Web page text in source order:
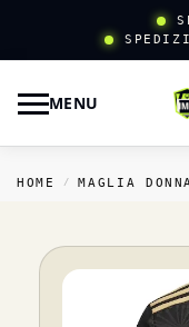
MENU
HOME / MAGLIA